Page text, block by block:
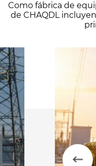
Como fábrica de
de CHAQDL